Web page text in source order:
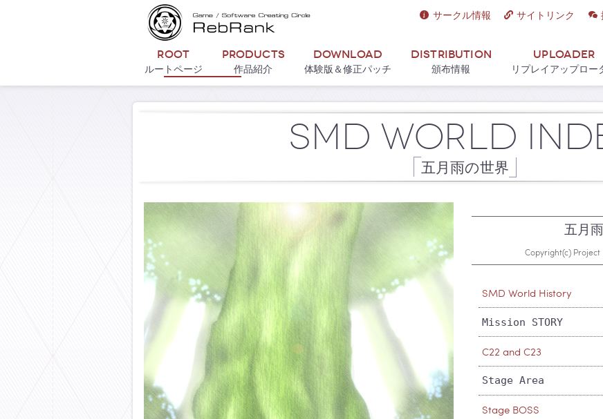
サークル情報 サイトリンク
Root
ルートページ
Products
作品紹介
Download
体験版＆修正パッチ
Distribution
頒布情報
Uploader
リプレイアップロー
SMD World
五月雨の世界
五月
Copyright(c)
SMD World History
Mission STORY
C22 and C23
Stage Area
Stage BOSS